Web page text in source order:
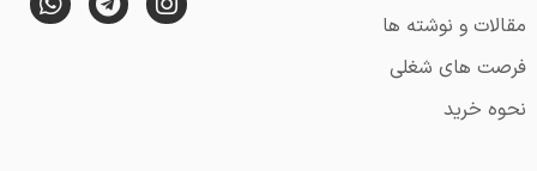
مقالات و نوشته ها
فرصت های شغلی
نحوه خرید